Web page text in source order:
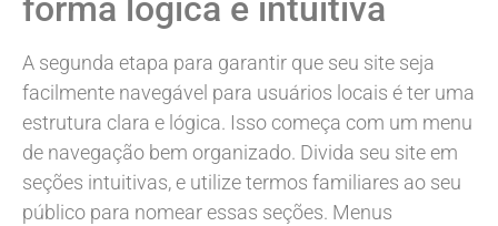
forma lógica e intuitiva
A segunda etapa para garantir que seu site seja
facilmente navegável para usuários locais é ter uma
estrutura clara e lógica. Isso começa com um menu
de navegação bem organizado. Divida seu site em
seções intuitivas, e utilize termos familiares ao seu
público para nomear essas seções. Menus